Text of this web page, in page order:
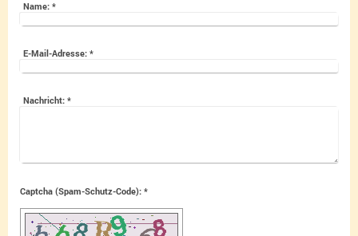
Name:*
E-Mail-Adresse:*
Nachricht:*
Captcha (Spam-Schutz-Code): *